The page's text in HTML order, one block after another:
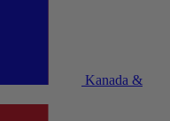
Kanada &